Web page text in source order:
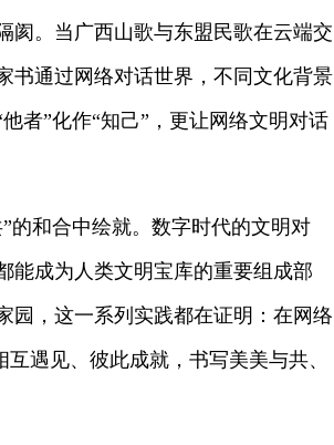
阂。当广西山歌与东盟民歌在云端交
书通过网络对话世界，不同文化背景
者”化作“知己”，更让网络文明对话
的和合中绘就。数字时代的文明对
能成为人类文明宝库的重要组成部
园，这一系列实践都在证明：在网络
遇见、彼此成就，书写美美与共、